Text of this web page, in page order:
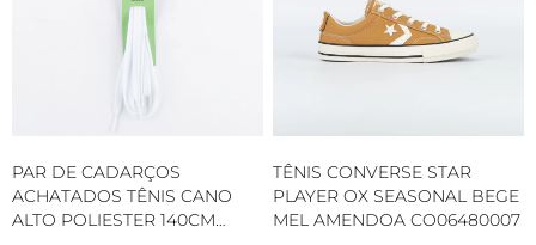
PAR DE CADARÇOS
ACHATADOS TÊNIS CANO
ALTO POLIESTER 140CM
TÊNIS CONVERSE STAR
PLAYER OX SEASONAL BEGE
MEL AMENDOA CO06480007